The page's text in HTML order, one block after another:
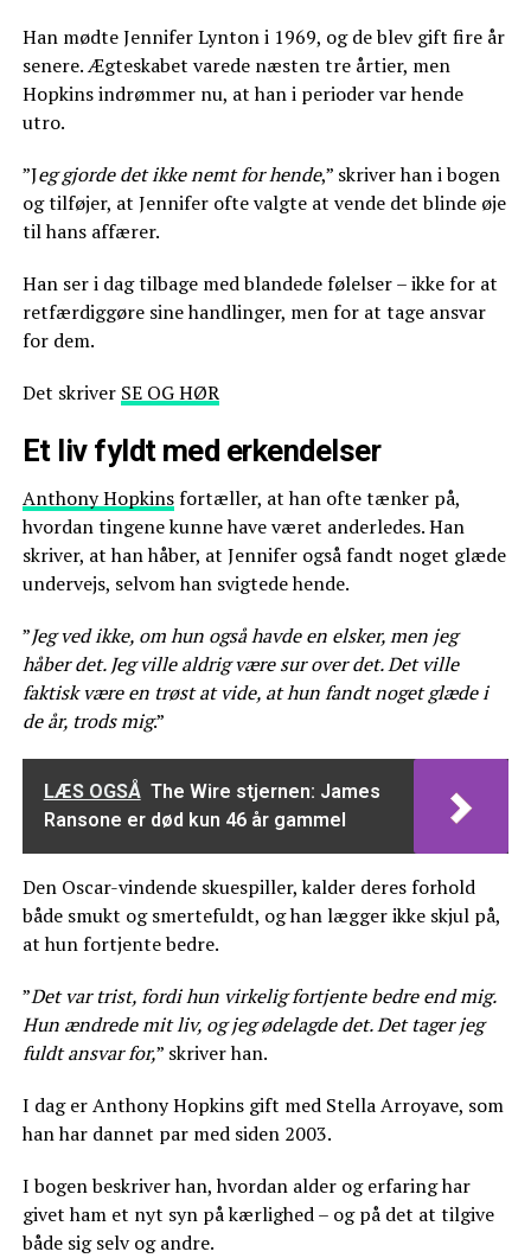
Han mødte Jennifer Lynton i 1969, og de blev gift fire år
senere. Ægteskabet varede næsten tre årtier, men
Hopkins indrømmer nu, at han i perioder var hende
utro.
”Jeg gjorde det ikke nemt for hende,” skriver han i bogen
og tilføjer, at Jennifer ofte valgte at vende det blinde øje
til hans affærer.
Han ser i dag tilbage med blandede følelser – ikke for at
retfærdiggøre sine handlinger, men for at tage ansvar
for dem.
Det skriver SE OG HØR
Et liv fyldt med erkendelser
Anthony Hopkinsfortæller, at han ofte tænker på,
hvordan tingene kunne have været anderledes. Han
skriver, at han håber, at Jennifer også fandt noget glæde
undervejs, selvom han svigtede hende.
”Jeg ved ikke, om hun også havde en elsker, men jeg
håber det. Jeg ville aldrig være sur over det. Det ville
faktisk være en trøst at vide, at hun fandt noget glæde i
de år, trods mig.”
LÆS OGSÅ The Wire stjernen: James
Ransone er død kun 46 år gammel
Den Oscar-vindende skuespiller, kalder deres forhold
både smukt og smertefuldt, og han lægger ikke skjul på,
at hun fortjente bedre.
”Det var trist, fordi hun virkelig fortjente bedre end mig.
Hun ændrede mit liv, og jeg ødelagde det. Det tager jeg
fuldt ansvar for,” skriver han.
I dag er Anthony Hopkins gift med Stella Arroyave, som
han har dannet par med siden 2003.
I bogen beskriver han, hvordan alder og erfaring har
givet ham et nyt syn på kærlighed – og på det at tilgive
både sig selv og andre.